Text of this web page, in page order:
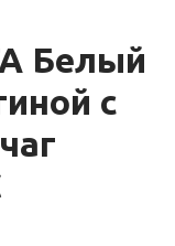
Белый
с